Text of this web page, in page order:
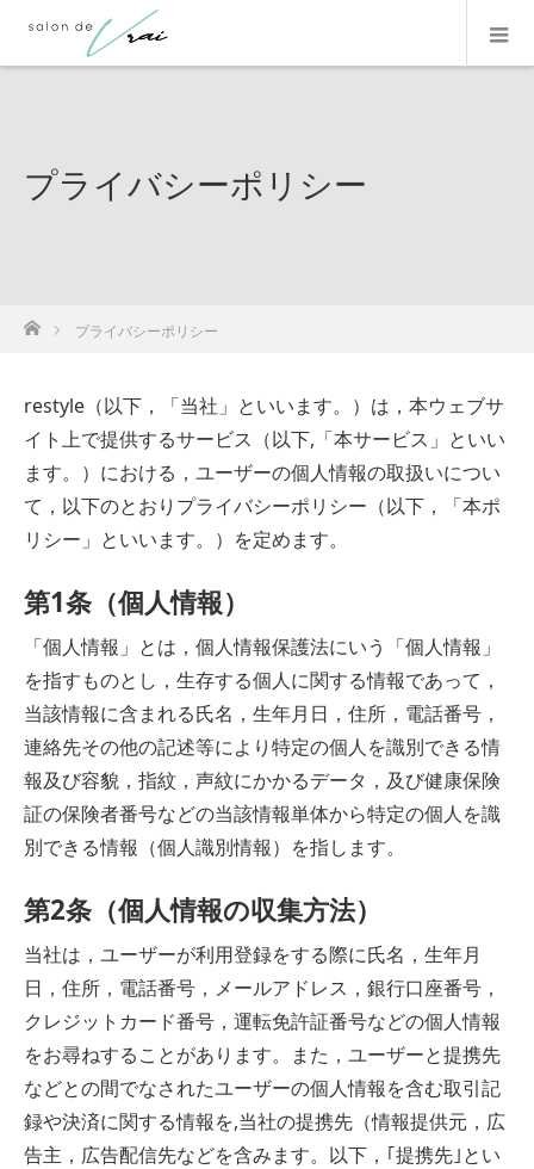
プライバシーポリシー
ホーム プライバシーポリシー
restyle（以下，「当社」といいます。）は，本ウェブサ
イト上で提供するサービス（以下,「本サービス」といい
ます。）における，ユーザーの個人情報の取扱いについ
て，以下のとおりプライバシーポリシー（以下，「本ポ
リシー」といいます。）を定めます。
第1条（個人情報）
「個人情報」とは，個人情報保護法にいう「個人情報」
を指すものとし，生存する個人に関する情報であって，
当該情報に含まれる氏名，生年月日，住所，電話番号，
連絡先その他の記述等により特定の個人を識別できる情
報及び容貌，指紋，声紋にかかるデータ，及び健康保険
証の保険者番号などの当該情報単体から特定の個人を識
別できる情報（個人識別情報）を指します。
第2条（個人情報の収集方法）
当社は，ユーザーが利用登録をする際に氏名，生年月
日，住所，電話番号，メールアドレス，銀行口座番号，
クレジットカード番号，運転免許証番号などの個人情報
をお尋ねすることがあります。また，ユーザーと提携先
などとの間でなされたユーザーの個人情報を含む取引記
録や決済に関する情報を,当社の提携先（情報提供元，広
告主，広告配信先などを含みます。以下，｢提携先｣とい